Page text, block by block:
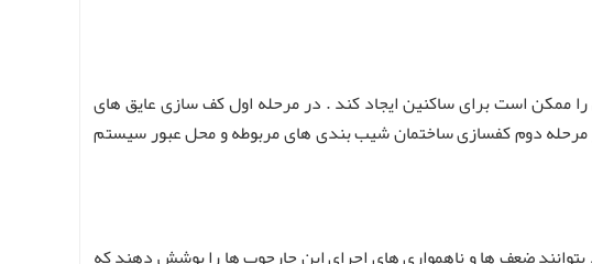
ممکن است برای ساکنین ایجاد کند . در مرحله اول کف سازی عایق های
مرحله دوم کفسازی ساختمان شیب بندی های مربوطه و محل عبور سیستم